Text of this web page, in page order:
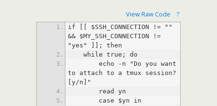
View Raw Code ?
if [[ $SSH_CONNECTION != ""
&& $MY_SSH_CONNECTION !=
to attach to a tmux session?